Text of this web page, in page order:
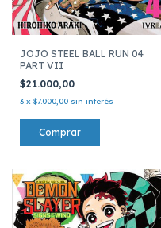
JOJO STEEL BALL RUN 04
PART VII
$21.000,00
3 x $7.000,00 sin interés